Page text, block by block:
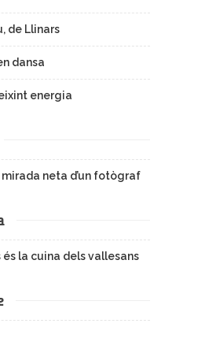
de Llinars
dansa
energia
neta d’un fotògraf
és la cuina dels vallesans